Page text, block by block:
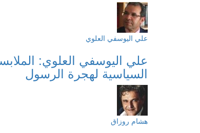
علي اليوسفي العلوي
علي اليوسفي العلوي:
السياسية لهجرة الرسول
هشام روزاق